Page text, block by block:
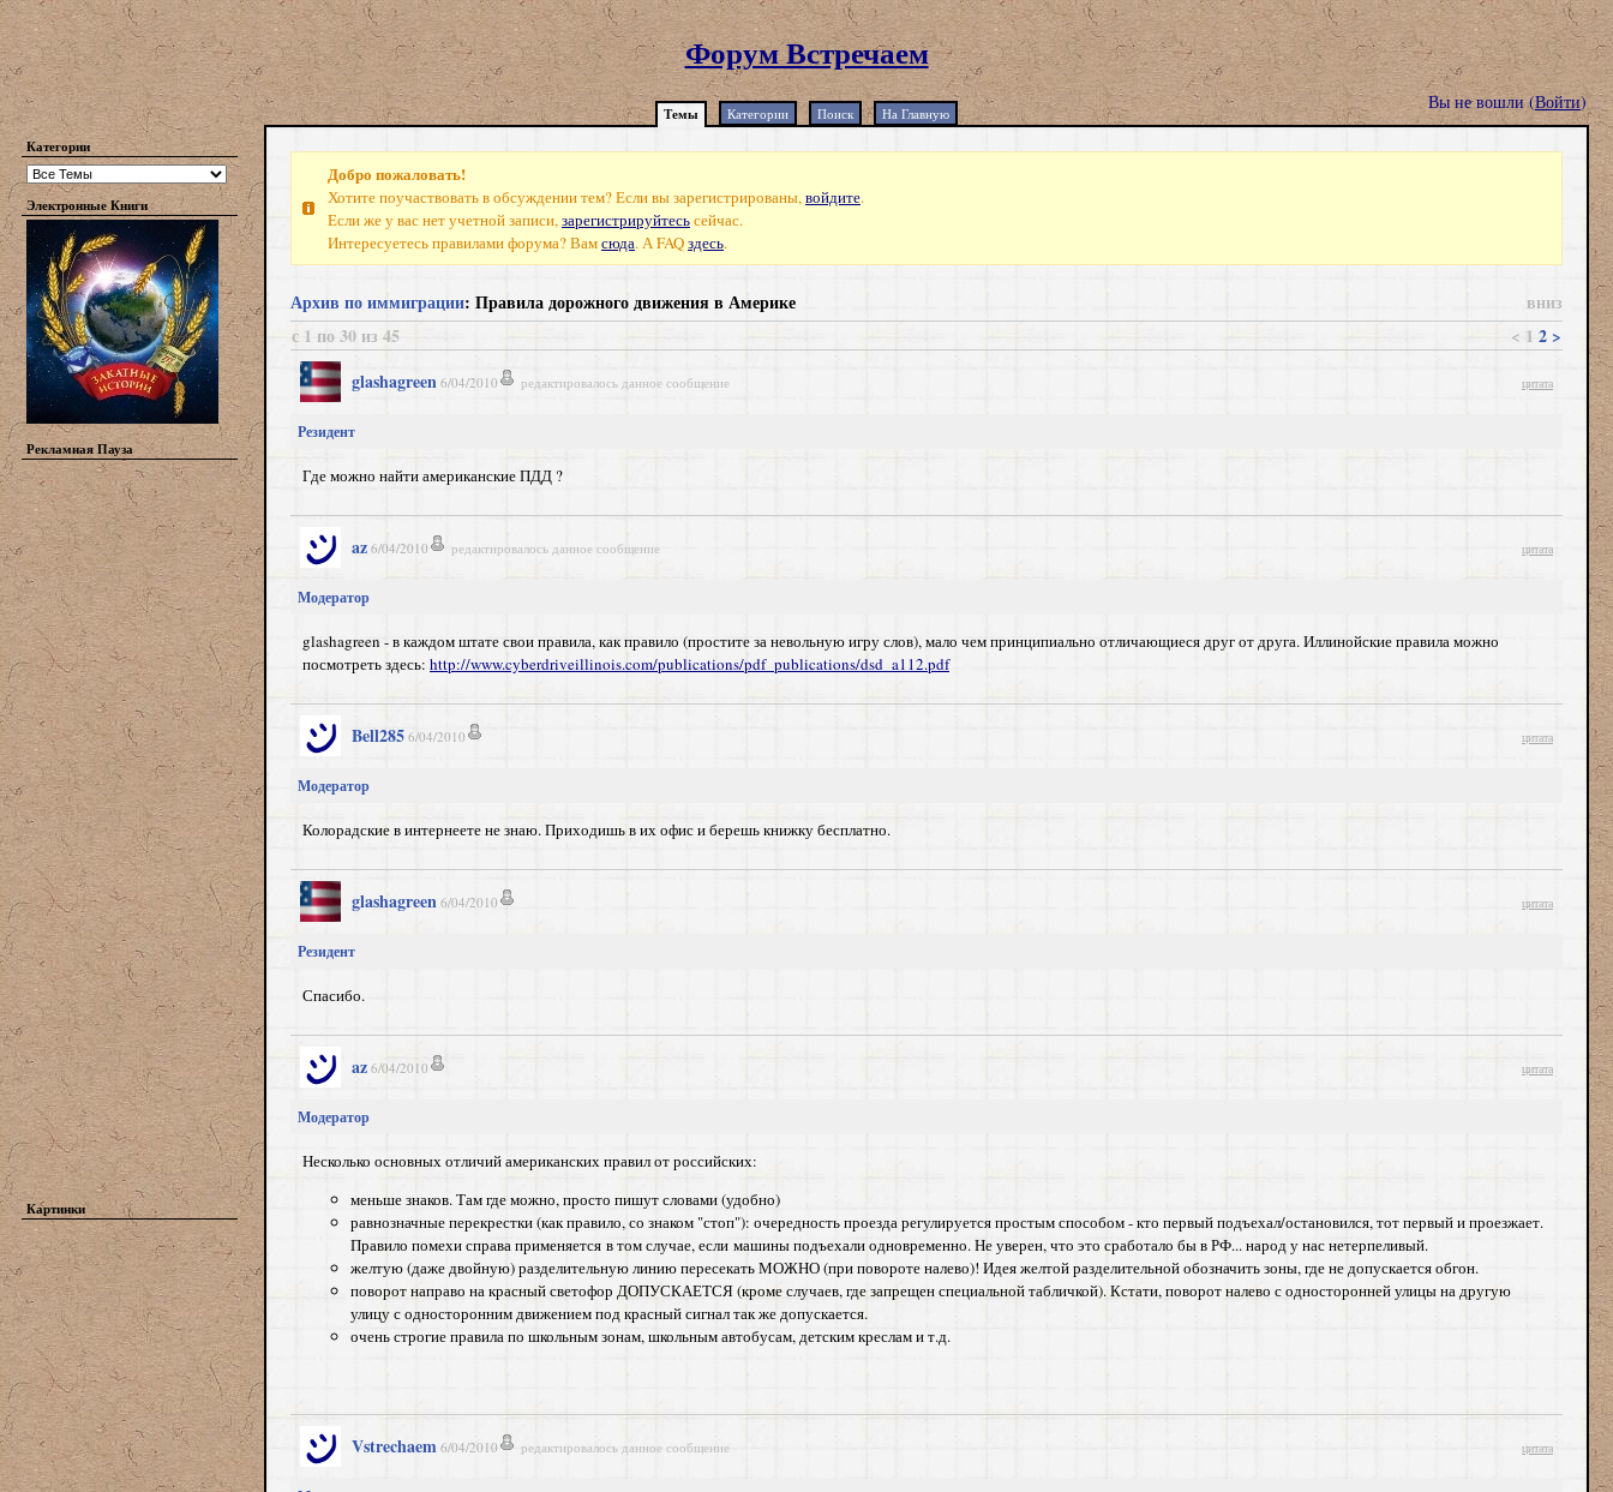
Вы не вошли (Войти)
Форум Встречаем
Темы Категории Поиск На Главную
Категории
Электронные Книги
Рекламная Пауза
Картинки
Добро пожаловать!
Хотите поучаствовать в обсуждении тем? Если вы зарегистрированы,войдите.
Если же у вас нет учетной записи,зарегистрируйтесьсейчас.
Интересуетесь правилами форума? Вамсюда. А FAQздесь.
Архив по иммиграции: Правила дорожного движения в Америке
вниз
с 1 по 30 из 45
< 1 2 >
glashagreen 6/04/2010 редактировалось данное сообщение цитата
Резидент
Где можно найти американские ПДД ?
az 6/04/2010 редактировалось данное сообщение цитата
Модератор
glashagreen - в каждом штате свои правила, как правило (простите за невольную игру слов), мало чем принципиально отличающиеся друг от друга. Иллинойские правила можно
посмотреть здесь: http://www.cyberdriveillinois.com/publications/pdf_publications/dsd_a112.pdf
Bell285 6/04/2010 цитата
Модератор
Колорадские в интернеете не знаю. Приходишь в их офис и берешь книжку бесплатно.
glashagreen 6/04/2010 цитата
Резидент
Спасибо.
az 6/04/2010 цитата
Модератор
Несколько основных отличий американских правил от российских:
меньше знаков. Там где можно, просто пишут словами (удобно)
равнозначные перекрестки (как правило, со знаком "стоп"): очередность проезда регулируется простым способом - кто первый подъехал/остановился, тот первый и проезжает.
Правило помехи справа применяется в том случае, если машины подъехали одновременно. Не уверен, что это сработало бы в РФ... народ у нас нетерпеливый.
желтую (даже двойную) разделительную линию пересекать МОЖНО (при повороте налево)! Идея желтой разделительной обозначить зоны, где не допускается обгон.
поворот направо на красный светофор ДОПУСКАЕТСЯ (кроме случаев, где запрещен специальной табличкой). Кстати, поворот налево с односторонней улицы на другую
улицу с односторонним движением под красный сигнал так же допускается.
очень строгие правила по школьным зонам, школьным автобусам, детским креслам и т.д.
Vstrechaem 6/04/2010 редактировалось данное сообщение цитата